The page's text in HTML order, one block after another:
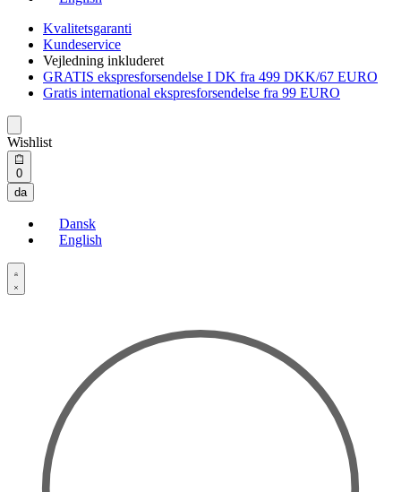
Kvalitetsgaranti
Kundeservice
Vejledning inkluderet
GRATIS ekspresforsendelse I DK fra 499 DKK/67 EURO
Gratis international ekspresforsendelse fra 99 EURO
Wishlist
0Open
cart
da
Dansk
English
Open
Account
details